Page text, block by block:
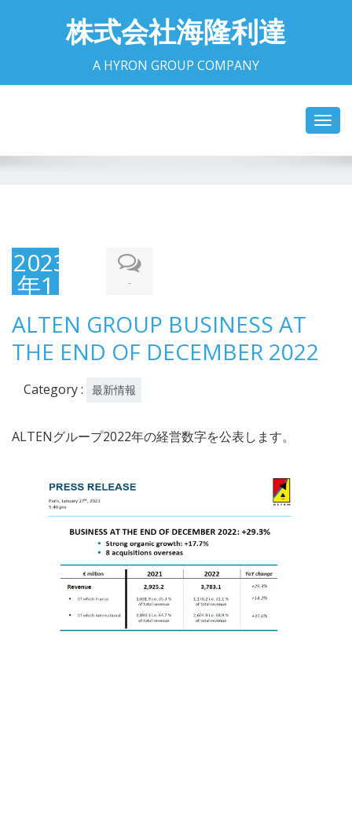
株式会社海隆利達
A HYRON GROUP COMPANY
2023
年1
30
日
-
ALTEN GROUP BUSINESS AT
THE END OF DECEMBER 2022
Category : 最新情報
ALTENグループ2022年の経営数字を公表します。